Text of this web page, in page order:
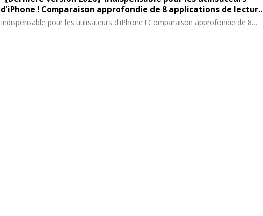
d'iPhone ! Comparaison approfondie de 8 applications de lecture
automatique de texte recommandées
Indispensable pour les utilisateurs d'iPhone ! Comparaison approfondie de 8